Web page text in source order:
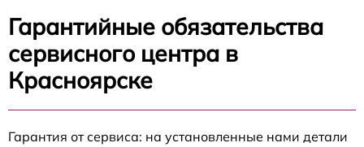
Гарантийные обязательства
сервисного центра в
Красноярске
Гарантия от сервиса: на установленные нами детали